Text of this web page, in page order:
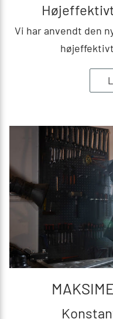
Vi har anvendt den